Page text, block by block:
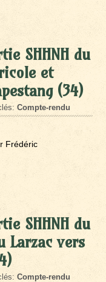
SHHNH du
et
(34)
Compte-rendu
Frédéric
SHHNH du
Larzac vers
Compte-rendu